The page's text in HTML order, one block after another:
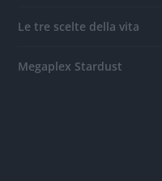
Le tre scelte della vita
Megaplex Stardust